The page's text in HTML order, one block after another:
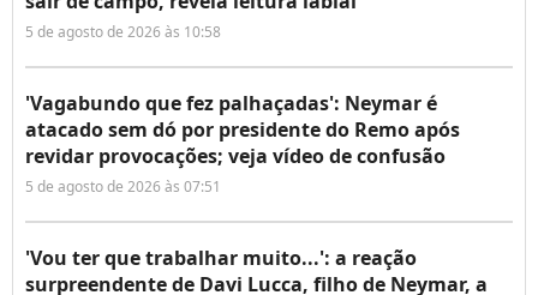
5 de agosto de 2026 às 10:58
'Vagabundo que fez palhaçadas': Neymar é
atacado sem dó por presidente do Remo após
revidar provocações; veja vídeo de confusão
5 de agosto de 2026 às 07:51
'Vou ter que trabalhar muito...': a reação
surpreendente de Davi Lucca, filho de Neymar, a